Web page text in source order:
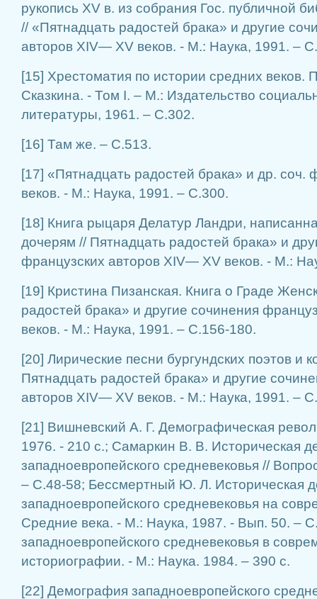
рукопись XV в. из собрания Гос. публичной
// «Пятнадцать радостей брака» и другие
авторов XIV— XV веков. - М.: Наука, 1991. –
[15] Хрестоматия по истории средних веков.
Сказкина. - Том І. – М.: Издательство
литературы, 1961. – С.302.
[16] Там же. – С.513.
[17] «Пятнадцать радостей брака» и др. соч.
веков. - М.: Наука, 1991. – С.300.
[18] Книга рыцаря Делатур Ландри,
дочерям // Пятнадцать радостей брака» и
французских авторов XIV— XV веков. - М.:
[19] Кристина Пизанская. Книга о Граде
радостей брака» и другие сочинения
веков. - М.: Наука, 1991. – С.156-180.
[20] Лирические песни бургундских поэтов и
Пятнадцать радостей брака» и другие
авторов XIV— XV веков. - М.: Наука, 1991. –
[21] Вишневский А. Г. Демографическая
1976. - 210 с.; Самаркин В. В. Историческая
западноевропейского средневековья //
– С.48-58; Бессмертный Ю. Л. Историческая
западноевропейского средневековья на
Средние века. - М.: Наука, 1987. - Вып. 50. –
западноевропейского средневековья в
историографии. - М.: Наука. 1984. – 390 с.
[22] Демография западноевропейского